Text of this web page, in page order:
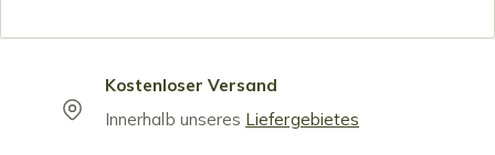
Kostenloser Versand
Innerhalb unseres Liefergebietes